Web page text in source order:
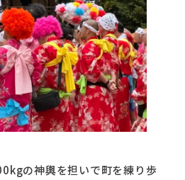
の神輿を担いで町を練り歩